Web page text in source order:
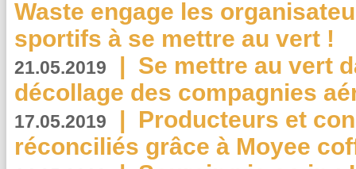
Waste engage les
sportifs à se mettre au vert !
21.05.2019 | Se mettre au vert
décollage des compagnies
17.05.2019 | Producteurs et
réconciliés grâce à Moyee